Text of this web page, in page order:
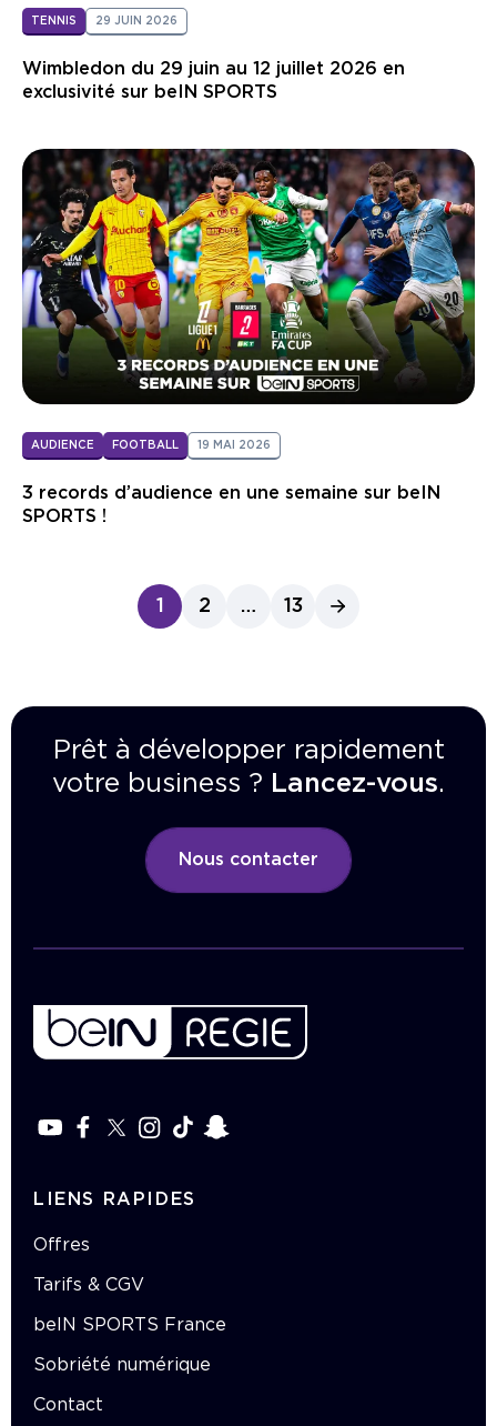
TENNIS 29 JUIN 2026
Wimbledon du 29 juin au 12 juillet 2026 en
exclusivité sur beIN SPORTS
AUDIENCE FOOTBALL 19 MAI 2026
3 records d’audience en une semaine sur beIN
SPORTS !
1 2 … 13
Prêt à développer rapidement
votre business ? Lancez-vous.
Nous contacter
LIENS RAPIDES
Offres
Tarifs & CGV
beIN SPORTS France
Sobriété numérique
Contact